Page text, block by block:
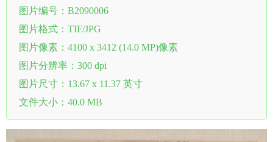
中国画家
西方画家
图片编号：B2090006
图片格式：TIF/JPG
图片像素：4100 x 3412 (14.0 MP)像素
图片分辨率：300 dpi
图片尺寸：13.67 x 11.37 英寸
文件大小：40.0 MB